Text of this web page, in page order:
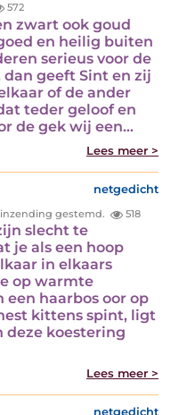
572
zwart ook goud
en heilig buiten
serieus voor de
geeft Sint en zij
of de ander
teder geloof en
de gek wij een…
Lees meer >
netgedicht
gestemd. 518
slecht te
je als een hoop
in elkaars
op warmte
haarbos oor op
kittens spint, ligt
deze koestering
Lees meer >
netgedicht